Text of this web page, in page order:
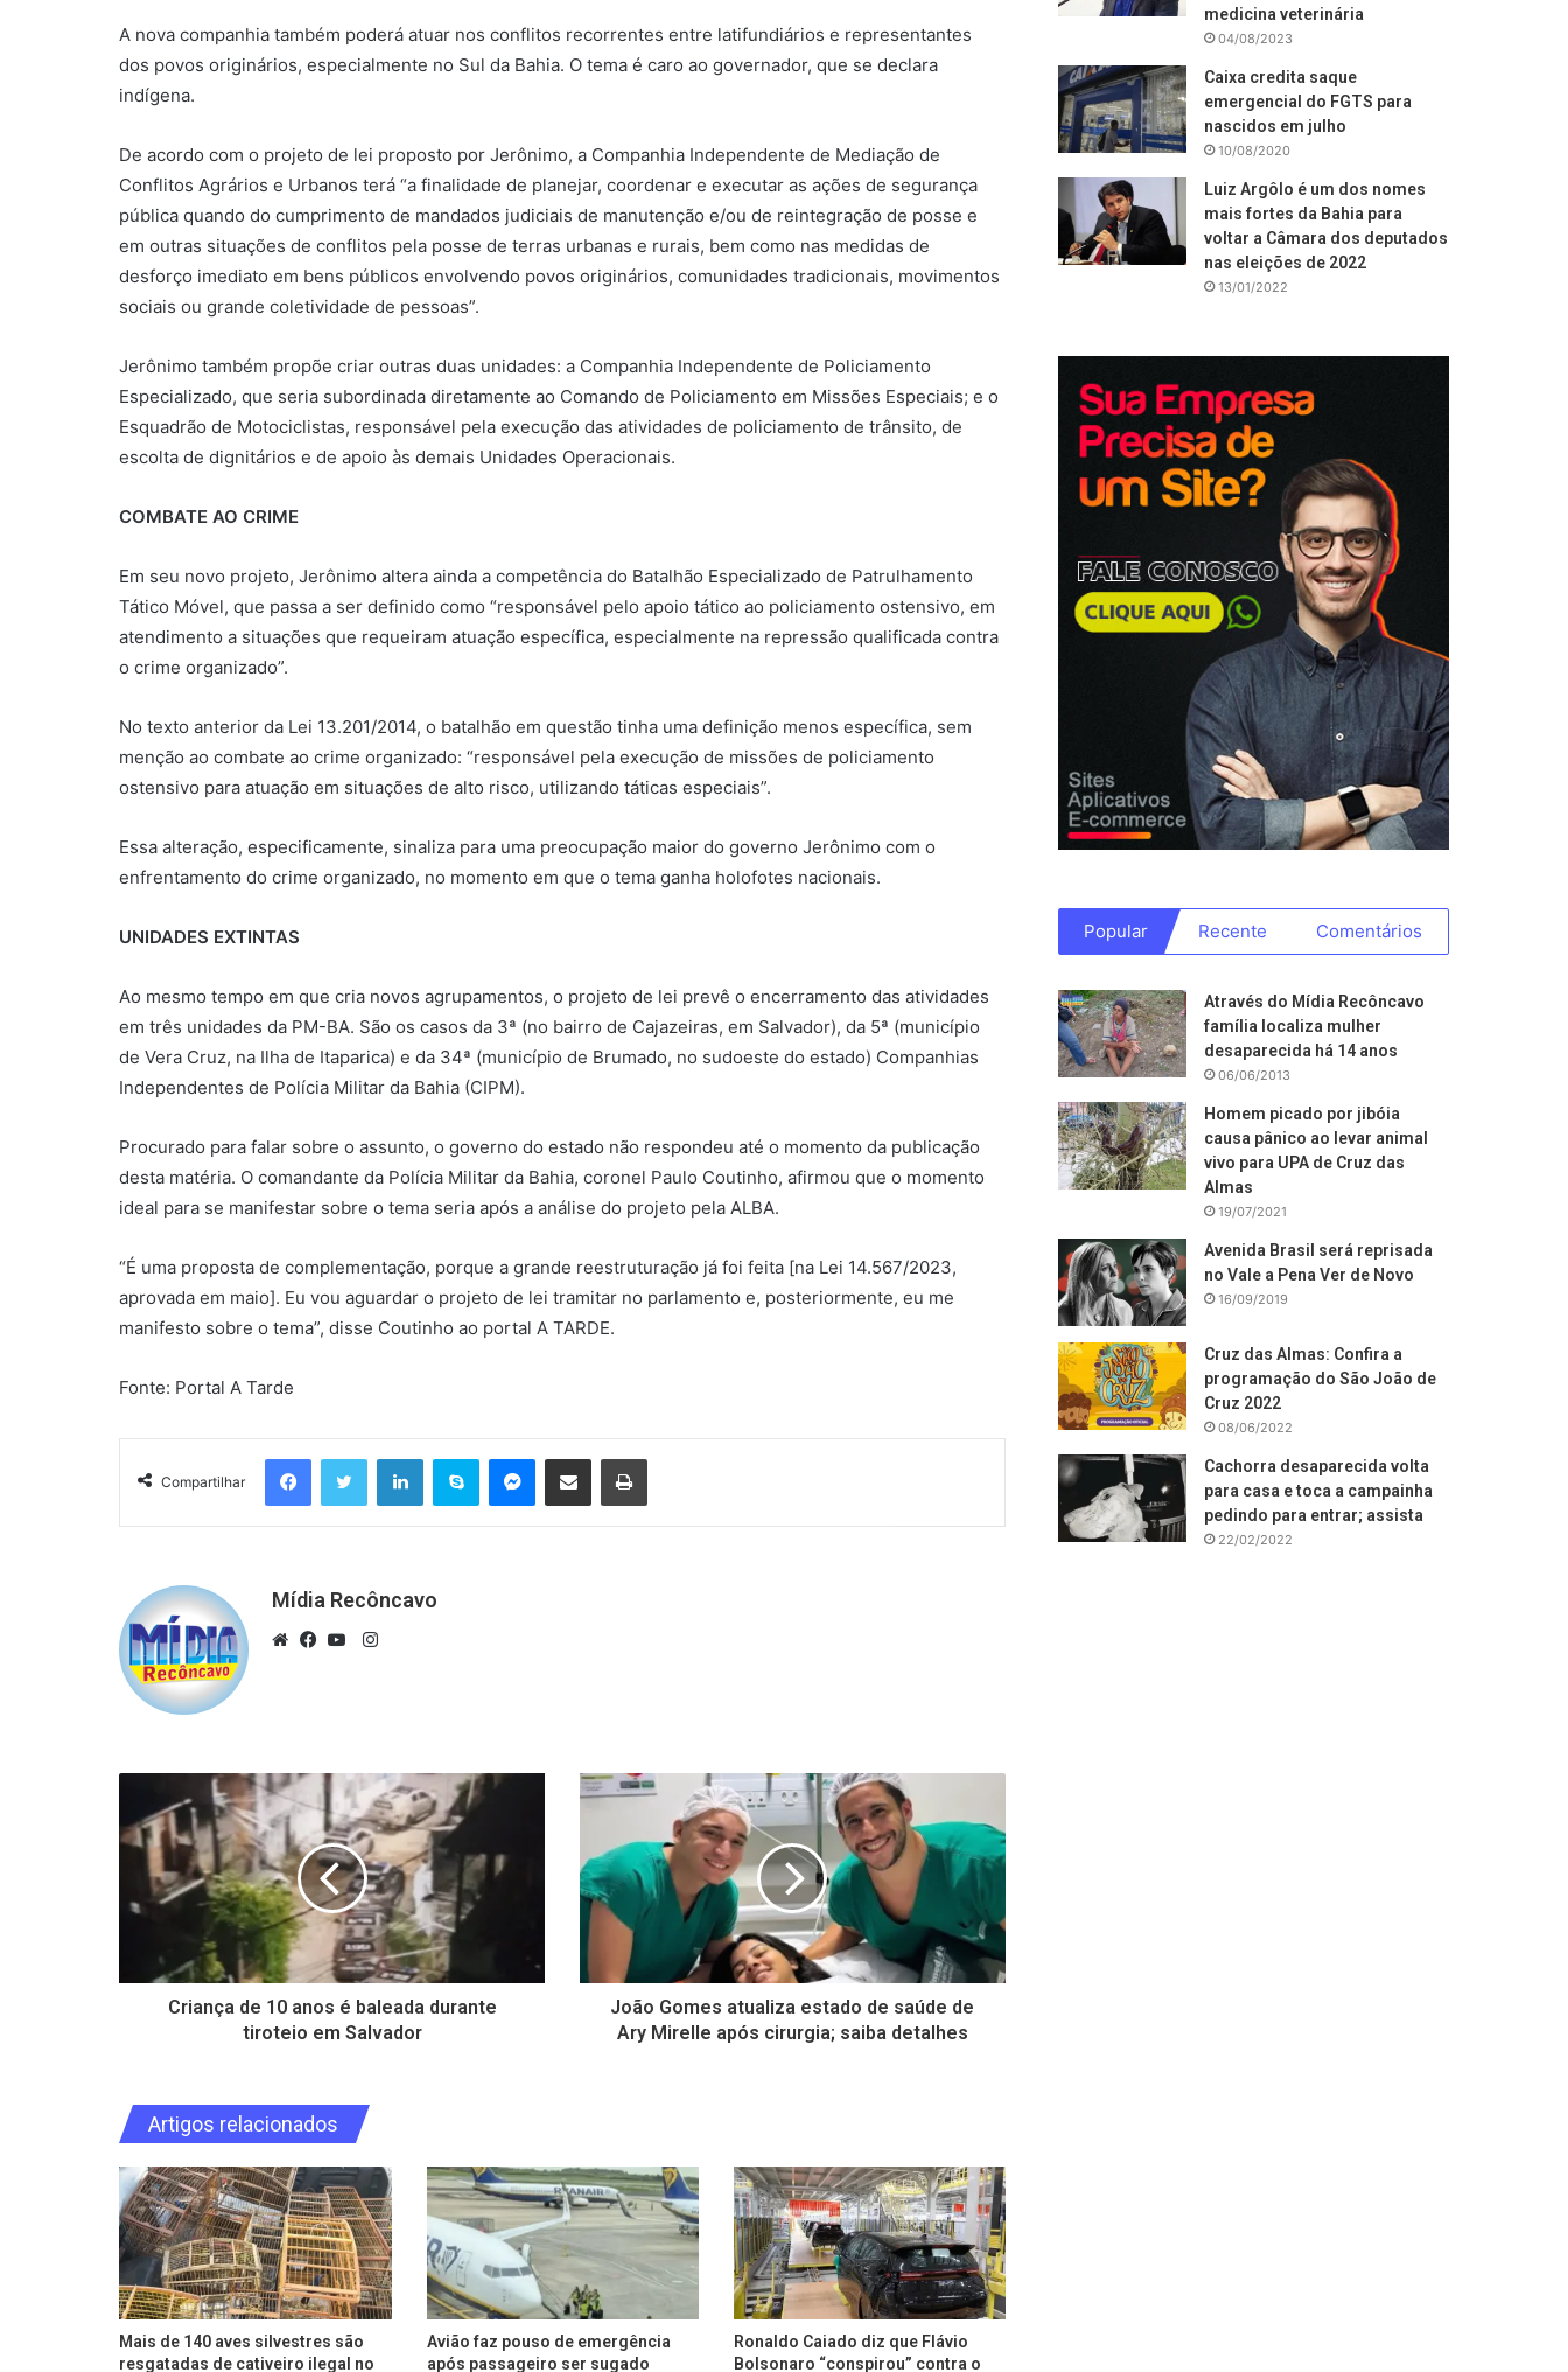
A nova companhia também poderá atuar nos conflitos recorrentes entre latifundiários e representantes
dos povos originários, especialmente no Sul da Bahia. O tema é caro ao governador, que se declara
indígena.
De acordo com o projeto de lei proposto por Jerônimo, a Companhia Independente de Mediação de
Conflitos Agrários e Urbanos terá “a finalidade de planejar, coordenar e executar as ações de segurança
pública quando do cumprimento de mandados judiciais de manutenção e/ou de reintegração de posse e
em outras situações de conflitos pela posse de terras urbanas e rurais, bem como nas medidas de
desforço imediato em bens públicos envolvendo povos originários, comunidades tradicionais, movimentos
sociais ou grande coletividade de pessoas”.
Jerônimo também propõe criar outras duas unidades: a Companhia Independente de Policiamento
Especializado, que seria subordinada diretamente ao Comando de Policiamento em Missões Especiais; e o
Esquadrão de Motociclistas, responsável pela execução das atividades de policiamento de trânsito, de
escolta de dignitários e de apoio às demais Unidades Operacionais.
COMBATE AO CRIME
Em seu novo projeto, Jerônimo altera ainda a competência do Batalhão Especializado de Patrulhamento
Tático Móvel, que passa a ser definido como “responsável pelo apoio tático ao policiamento ostensivo, em
atendimento a situações que requeiram atuação específica, especialmente na repressão qualificada contra
o crime organizado”.
No texto anterior da Lei 13.201/2014, o batalhão em questão tinha uma definição menos específica, sem
menção ao combate ao crime organizado: “responsável pela execução de missões de policiamento
ostensivo para atuação em situações de alto risco, utilizando táticas especiais”.
Essa alteração, especificamente, sinaliza para uma preocupação maior do governo Jerônimo com o
enfrentamento do crime organizado, no momento em que o tema ganha holofotes nacionais.
UNIDADES EXTINTAS
Ao mesmo tempo em que cria novos agrupamentos, o projeto de lei prevê o encerramento das atividades
em três unidades da PM-BA. São os casos da 3ª (no bairro de Cajazeiras, em Salvador), da 5ª (município
de Vera Cruz, na Ilha de Itaparica) e da 34ª (município de Brumado, no sudoeste do estado) Companhias
Independentes de Polícia Militar da Bahia (CIPM).
Procurado para falar sobre o assunto, o governo do estado não respondeu até o momento da publicação
desta matéria. O comandante da Polícia Militar da Bahia, coronel Paulo Coutinho, afirmou que o momento
ideal para se manifestar sobre o tema seria após a análise do projeto pela ALBA.
“É uma proposta de complementação, porque a grande reestruturação já foi feita [na Lei 14.567/2023,
aprovada em maio]. Eu vou aguardar o projeto de lei tramitar no parlamento e, posteriormente, eu me
manifesto sobre o tema”, disse Coutinho ao portal A TARDE.
Fonte: Portal A Tarde
Compartilhar
FacebookTwitter LinkedinSkype Messenger
Compartilhar via e-mail Imprimir
Mídia Recôncavo
Instagram
Criança de 10 anos é baleada durante
tiroteio em Salvador
João Gomes atualiza estado de saúde de
Ary Mirelle após cirurgia; saiba detalhes
Artigos relacionados
Mais de 140 aves silvestres são
resgatadas de cativeiro ilegal no
Avião faz pouso de emergência
após passageiro ser sugado
Ronaldo Caiado diz que Flávio
Bolsonaro “conspirou” contra o
medicina veterinária
04/08/2023
Caixa credita saque
emergencial do FGTS para
nascidos em julho
10/08/2020
Luiz Argôlo é um dos nomes
mais fortes da Bahia para
voltar a Câmara dos deputados
nas eleições de 2022
13/01/2022
Popular Recente Comentários
Através do Mídia Recôncavo
família localiza mulher
desaparecida há 14 anos
06/06/2013
Homem picado por jibóia
causa pânico ao levar animal
vivo para UPA de Cruz das
Almas
19/07/2021
Avenida Brasil será reprisada
no Vale a Pena Ver de Novo
16/09/2019
Cruz das Almas: Confira a
programação do São João de
Cruz 2022
08/06/2022
Cachorra desaparecida volta
para casa e toca a campainha
pedindo para entrar; assista
22/02/2022